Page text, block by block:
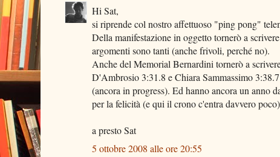
Hi Sat,
si riprende col nostro affettuoso "ping pong"
Della manifestazione in oggetto tornerò a
argomenti sono tanti (anche frivoli, perché no).
Anche del Memorial Bernardini tornerò a
D'Ambrosio 3:31.8 e Chiara Sammassimo
(ancora in progress). Ed hanno ancora un anno
per la felicità (e qui il crono c'entra davvero
a presto Sat
5 ottobre 2008 alle ore 20:55